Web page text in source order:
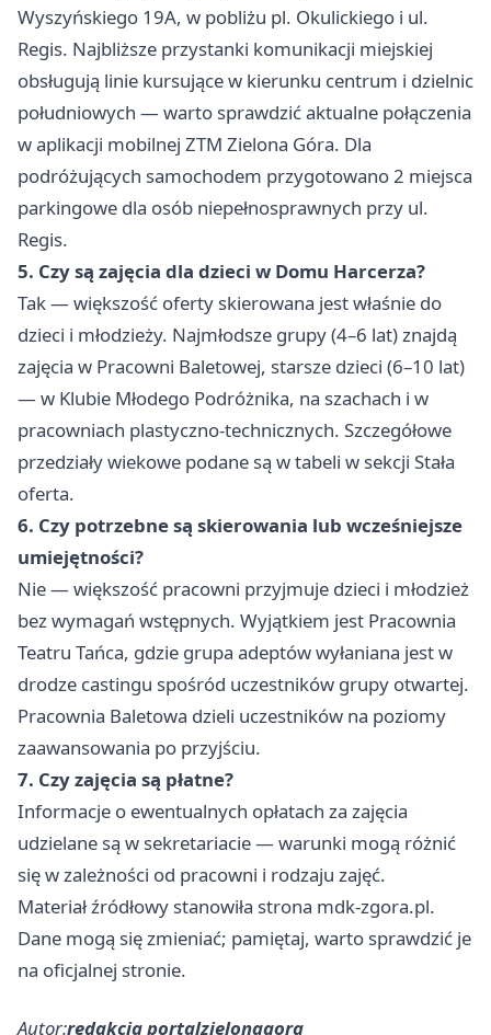
Wyszyńskiego 19A, w pobliżu pl. Okulickiego i ul.
Regis. Najbliższe przystanki komunikacji miejskiej
obsługują linie kursujące w kierunku centrum i dzielnic
południowych — warto sprawdzić aktualne połączenia
w aplikacji mobilnej ZTM Zielona Góra. Dla
podróżujących samochodem przygotowano 2 miejsca
parkingowe dla osób niepełnosprawnych przy ul.
Regis.
5. Czy są zajęcia dla dzieci w Domu Harcerza?
Tak — większość oferty skierowana jest właśnie do
dzieci i młodzieży. Najmłodsze grupy (4–6 lat) znajdą
zajęcia w Pracowni Baletowej, starsze dzieci (6–10 lat)
— w Klubie Młodego Podróżnika, na szachach i w
pracowniach plastyczno-technicznych. Szczegółowe
przedziały wiekowe podane są w tabeli w sekcji Stała
oferta.
6. Czy potrzebne są skierowania lub wcześniejsze
umiejętności?
Nie — większość pracowni przyjmuje dzieci i młodzież
bez wymagań wstępnych. Wyjątkiem jest Pracownia
Teatru Tańca, gdzie grupa adeptów wyłaniana jest w
drodze castingu spośród uczestników grupy otwartej.
Pracownia Baletowa dzieli uczestników na poziomy
zaawansowania po przyjściu.
7. Czy zajęcia są płatne?
Informacje o ewentualnych opłatach za zajęcia
udzielane są w sekretariacie — warunki mogą różnić
się w zależności od pracowni i rodzaju zajęć.
Materiał źródłowy stanowiła strona mdk-zgora.pl.
Dane mogą się zmieniać; pamiętaj, warto sprawdzić je
na oficjalnej stronie.
Autor:redakcja portalzielonagora